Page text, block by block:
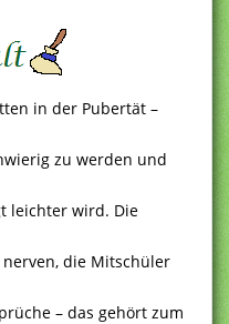
in der Pubertät –
zu werden und
leichter wird. Die
die Mitschüler
– das gehört zum